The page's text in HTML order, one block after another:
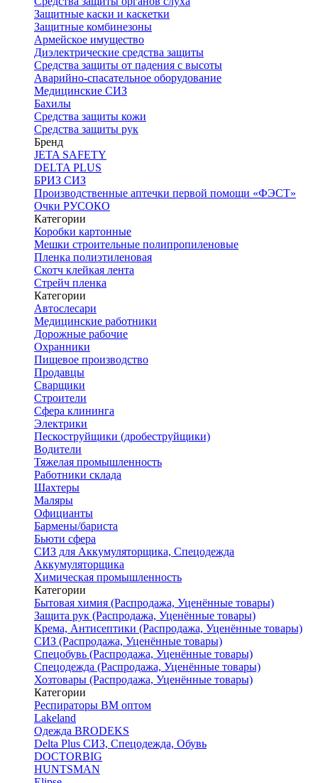
Защитные каски и каскетки
Защитные комбинезоны
Армейское имущество
Диэлектрические средства защиты
Средства защиты от падения с высоты
Аварийно-спасательное оборудование
Медицинские СИЗ
Бахилы
Средства защиты кожи
Средства защиты рук
Бренд
JETA SAFETY
DELTA PLUS
БРИЗ СИЗ
Производственные аптечки первой помощи «ФЭСТ»
Очки РУСОКО
Категории
Коробки картонные
Мешки строительные полипропиленовые
Пленка полиэтиленовая
Скотч клейкая лента
Стрейч пленка
Категории
Автослесари
Медицинские работники
Дорожные рабочие
Охранники
Пищевое производство
Продавцы
Сварщики
Строители
Сфера клининга
Электрики
Пескоструйщики (дробеструйщики)
Водители
Тяжелая промышленность
Работники склада
Шахтеры
Маляры
Официанты
Бармены/бариста
Бьюти сфера
СИЗ для Аккумуляторщика, Спецодежда
Аккумуляторщика
Химическая промышленность
Категории
Бытовая химия (Распродажа, Уценённые товары)
Защита рук (Распродажа, Уценённые товары)
Крема, Антисептики (Распродажа, Уценённые товары)
СИЗ (Распродажа, Уценённые товары)
Спецобувь (Распродажа, Уценённые товары)
Спецодежда (Распродажа, Уценённые товары)
Хозтовары (Распродажа, Уценённые товары)
Категории
Респираторы ВМ оптом
Lakeland
Одежда BRODEKS
Delta Plus СИЗ, Спецодежда, Обувь
DOCTORBIG
HUNTSMAN